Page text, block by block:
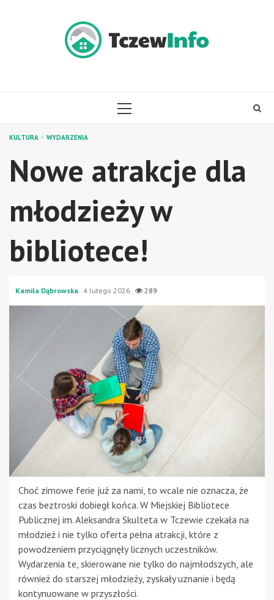
PRIMARY
KULTURA WYDARZENIA
Nowe atrakcje dla
młodzieży w
bibliotece!
Kamila Dąbrowska 4 lutego 2026 289
Choć zimowe ferie już za nami, to wcale nie oznacza, że
czas beztroski dobiegł końca. W Miejskiej Bibliotece
Publicznej im. Aleksandra Skulteta w Tczewie czekała na
młodzież i nie tylko oferta pełna atrakcji, które z
powodzeniem przyciągnęły licznych uczestników.
Wydarzenia te, skierowane nie tylko do najmłodszych, ale
również do starszej młodzieży, zyskały uznanie i będą
kontynuowane w przyszłości.